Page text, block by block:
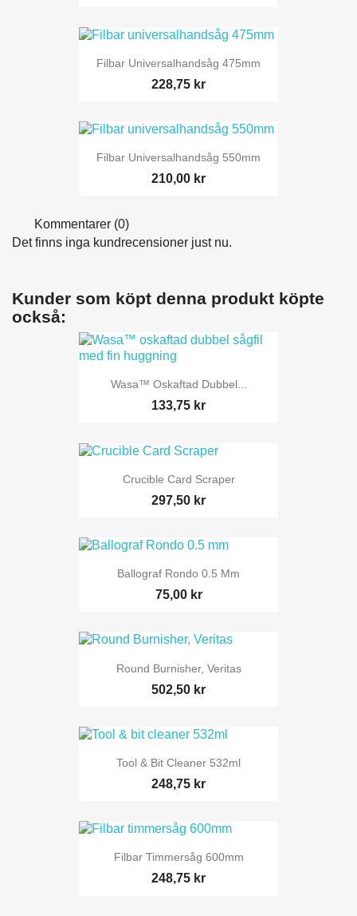
Filbar Universalhandsåg 475mm
228,75 kr
Filbar Universalhandsåg 550mm
210,00 kr
Kommentarer (0)
Det finns inga kundrecensioner just nu.
Kunder som köpt denna produkt köpte
också:
Wasa™ Oskaftad Dubbel...
133,75 kr
Crucible Card Scraper
297,50 kr
Ballograf Rondo 0.5 Mm
75,00 kr
Round Burnisher, Veritas
502,50 kr
Tool & Bit Cleaner 532ml
248,75 kr
Filbar Timmersåg 600mm
248,75 kr